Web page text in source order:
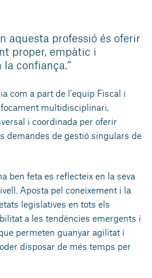
aquesta professió és oferir
proper, empàtic i
confiança.”
com a part de l'equip Fiscal i
multidisciplinari,
i coordinada per oferir
demandes de gestió singulars de
ben feta es reflecteix en la seva
Aposta pel coneixement i la
legislatives en tots els
a les tendències emergents i
permeten guanyar agilitat i
disposar de més temps per